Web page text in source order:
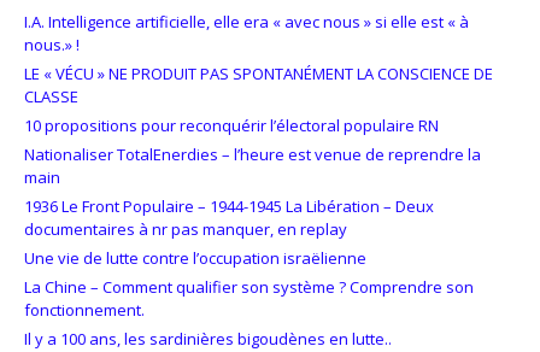
I.A. Intelligence artificielle, elle era « avec nous » si elle est « à
nous.» !
LE « VÉCU » NE PRODUIT PAS SPONTANÉMENT LA CONSCIENCE DE
CLASSE
10 propositions pour reconquérir l’électoral populaire RN
Nationaliser TotalEnerdies – l’heure est venue de reprendre la
main
1936 Le Front Populaire – 1944-1945 La Libération – Deux
documentaires à nr pas manquer, en replay
Une vie de lutte contre l’occupation israëlienne
La Chine – Comment qualifier son système ? Comprendre son
fonctionnement.
Il y a 100 ans, les sardinières bigoudènes en lutte..